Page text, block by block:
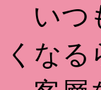
いつ
くなる